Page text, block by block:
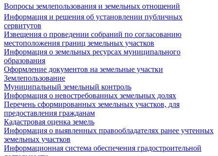
Вопросы землепользования и земельных отношений
Информация и решения об установлении публичных
сервитутов
Извещения о проведении собраний по согласованию
местоположения границ земельных участков
Информация о земельных ресурсах муниципального
образования
Оформление документов на земельные участки
Землепользование
Муниципальный земельный контроль
Информация о невостребованных земельных долях
Перечень сформированных земельных участков, для
предоставления гражданам
Кадастровая оценка земель
Информация о выявленных правообладателях ранее учтенных
земельных участков
Информационная система обеспечения градостроительной